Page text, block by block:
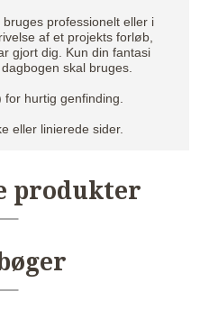
professionelt eller i
af et projekts forløb,
gjort dig. Kun din fantasi
skal bruges.
hurtig genfinding.
eller linierede sider.
produkter